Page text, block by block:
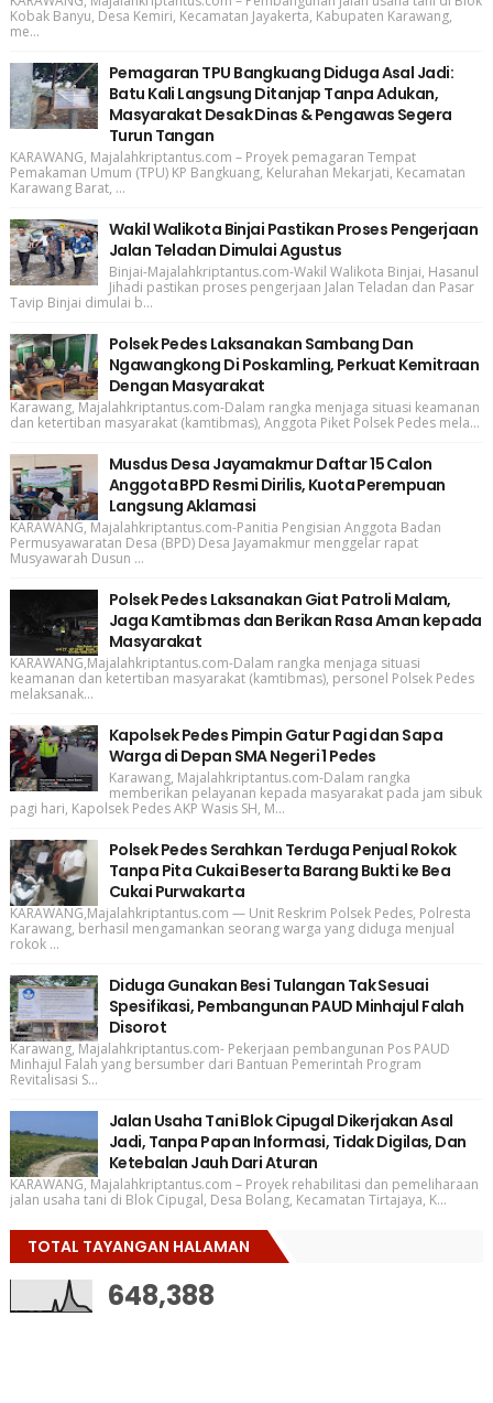
Kobak Banyu, Desa Kemiri, Kecamatan Jayakerta, Kabupaten Karawang,
me...
Pemagaran TPU Bangkuang Diduga Asal Jadi:
Batu Kali Langsung Ditanjap Tanpa Adukan,
Masyarakat Desak Dinas & Pengawas Segera
Turun Tangan
KARAWANG, Majalahkriptantus.com – Proyek pemagaran Tempat
Pemakaman Umum (TPU) KP Bangkuang, Kelurahan Mekarjati, Kecamatan
Karawang Barat, ...
Wakil Walikota Binjai Pastikan Proses Pengerjaan
Jalan Teladan Dimulai Agustus
Binjai-Majalahkriptantus.com-Wakil Walikota Binjai, Hasanul
Jihadi pastikan proses pengerjaan Jalan Teladan dan Pasar
Tavip Binjai dimulai b...
Polsek Pedes Laksanakan Sambang Dan
Ngawangkong Di Poskamling, Perkuat Kemitraan
Dengan Masyarakat
Karawang, Majalahkriptantus.com-Dalam rangka menjaga situasi keamanan
dan ketertiban masyarakat (kamtibmas), Anggota Piket Polsek Pedes mela...
Musdus Desa Jayamakmur Daftar 15 Calon
Anggota BPD Resmi Dirilis, Kuota Perempuan
Langsung Aklamasi
KARAWANG, Majalahkriptantus.com-Panitia Pengisian Anggota Badan
Permusyawaratan Desa (BPD) Desa Jayamakmur menggelar rapat
Musyawarah Dusun ...
Polsek Pedes Laksanakan Giat Patroli Malam,
Jaga Kamtibmas dan Berikan Rasa Aman kepada
Masyarakat
KARAWANG,Majalahkriptantus.com-Dalam rangka menjaga situasi
keamanan dan ketertiban masyarakat (kamtibmas), personel Polsek Pedes
melaksanak...
Kapolsek Pedes Pimpin Gatur Pagi dan Sapa
Warga di Depan SMA Negeri 1 Pedes
Karawang, Majalahkriptantus.com-Dalam rangka
memberikan pelayanan kepada masyarakat pada jam sibuk
pagi hari, Kapolsek Pedes AKP Wasis SH, M...
Polsek Pedes Serahkan Terduga Penjual Rokok
Tanpa Pita Cukai Beserta Barang Bukti ke Bea
Cukai Purwakarta
KARAWANG,Majalahkriptantus.com — Unit Reskrim Polsek Pedes, Polresta
Karawang, berhasil mengamankan seorang warga yang diduga menjual
rokok ...
Diduga Gunakan Besi Tulangan Tak Sesuai
Spesifikasi, Pembangunan PAUD Minhajul Falah
Disorot
Karawang, Majalahkriptantus.com- Pekerjaan pembangunan Pos PAUD
Minhajul Falah yang bersumber dari Bantuan Pemerintah Program
Revitalisasi S...
Jalan Usaha Tani Blok Cipugal Dikerjakan Asal
Jadi, Tanpa Papan Informasi, Tidak Digilas, Dan
Ketebalan Jauh Dari Aturan
KARAWANG, Majalahkriptantus.com – Proyek rehabilitasi dan pemeliharaan
jalan usaha tani di Blok Cipugal, Desa Bolang, Kecamatan Tirtajaya, K...
TOTAL TAYANGAN HALAMAN
648,388